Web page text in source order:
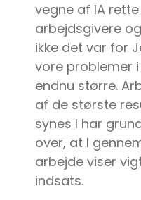
vegne af IA
arbejdsgivere
ikke det var for
vore problemer
endnu større.
af de største
synes I har
over, at I
arbejde viser
indsats.